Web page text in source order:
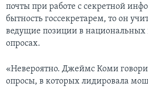
почты при работе с секретной
бытность госсекретарем, то он
ведущие позиции в
опросах.
«Невероятно. Джеймс Коми
опросы, в которых лидировала